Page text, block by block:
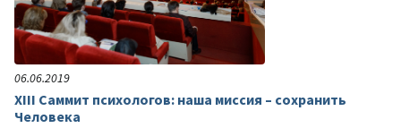
06.06.2019
XIII Саммит психологов: наша миссия – сохранить
Человека